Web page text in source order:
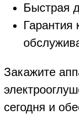
Быстрая
Гарантия
Закажите
сегодня и